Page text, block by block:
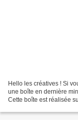
Hello les créatives ! Si
une boîte en dernière
Cette boîte est réalisée